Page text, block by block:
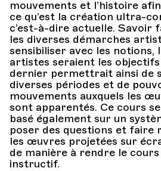
mouvements et l’histoire
ce qu’est la création ultra-
c’est-à-dire actuelle. Savoir
les diverses démarches
sensibiliser avec les notions,
artistes seraient les objectifs
dernier permettrait ainsi de
diverses périodes et de
mouvements auxquels les
sont apparentés. Ce cours
basé également sur un
poser des questions et faire
les œuvres projetées sur
de manière à rendre le
instructif.